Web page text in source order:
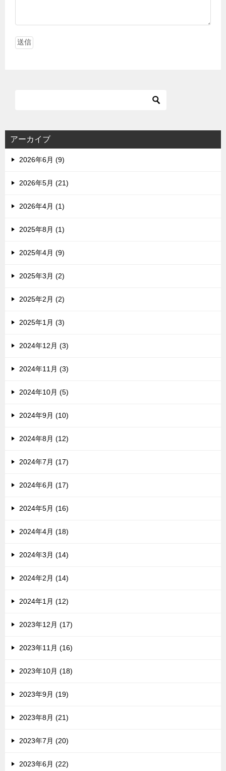
アーカイブ
2026年6月 (9)
2026年5月 (21)
2026年4月 (1)
2025年8月 (1)
2025年4月 (9)
2025年3月 (2)
2025年2月 (2)
2025年1月 (3)
2024年12月 (3)
2024年11月 (3)
2024年10月 (5)
2024年9月 (10)
2024年8月 (12)
2024年7月 (17)
2024年6月 (17)
2024年5月 (16)
2024年4月 (18)
2024年3月 (14)
2024年2月 (14)
2024年1月 (12)
2023年12月 (17)
2023年11月 (16)
2023年10月 (18)
2023年9月 (19)
2023年8月 (21)
2023年7月 (20)
2023年6月 (22)